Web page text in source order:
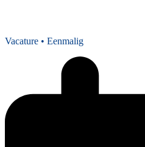
Vacature • Eenmalig